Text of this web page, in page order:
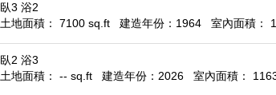
臥3 浴2
土地面積： 7100 sq.ft
建造年份：1964 室內面積：
臥2 浴3
土地面積： -- sq.ft
建造年份：2026 室內面積：